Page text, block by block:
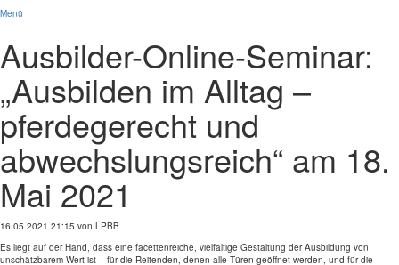
Menü
Ausbilder-Online-Seminar:
„Ausbilden im Alltag –
pferdegerecht und
abwechslungsreich“ am 18.
Mai 2021
16.05.2021 21:15 von LPBB
Es liegt auf der Hand, dass eine facettenreiche, vielfältige Gestaltung der Ausbildung von
unschätzbarem Wert ist – für die Reitenden, denen alle Türen geöffnet werden, und für die